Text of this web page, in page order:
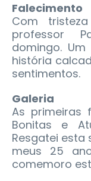
Falecimento
Com
professor
domingo.
história
sentimentos.
Galeria
As primeiras
Bonitas e
Resgatei
meus 25
comemoro